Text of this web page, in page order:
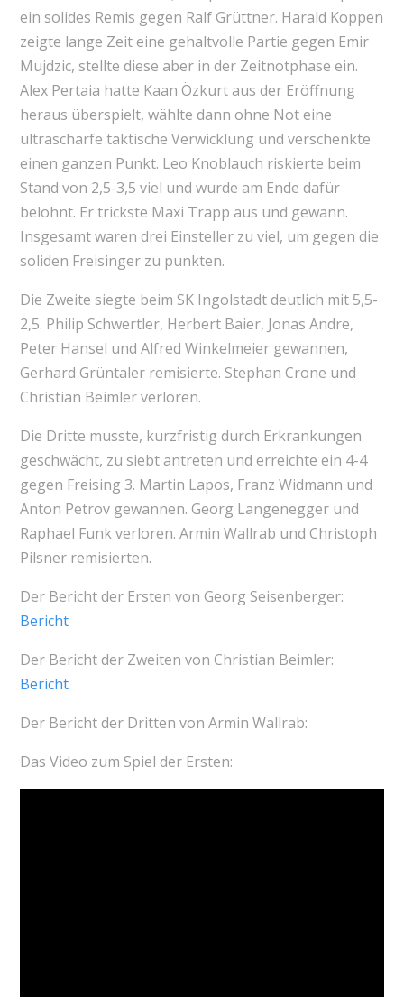
ein solides Remis gegen Ralf Grüttner. Harald Koppen
zeigte lange Zeit eine gehaltvolle Partie gegen Emir
Mujdzic, stellte diese aber in der Zeitnotphase ein.
Alex Pertaia hatte Kaan Özkurt aus der Eröffnung
heraus überspielt, wählte dann ohne Not eine
ultrascharfe taktische Verwicklung und verschenkte
einen ganzen Punkt. Leo Knoblauch riskierte beim
Stand von 2,5-3,5 viel und wurde am Ende dafür
belohnt. Er trickste Maxi Trapp aus und gewann.
Insgesamt waren drei Einsteller zu viel, um gegen die
soliden Freisinger zu punkten.
Die Zweite siegte beim SK Ingolstadt deutlich mit 5,5-
2,5. Philip Schwertler, Herbert Baier, Jonas Andre,
Peter Hansel und Alfred Winkelmeier gewannen,
Gerhard Grüntaler remisierte. Stephan Crone und
Christian Beimler verloren.
Die Dritte musste, kurzfristig durch Erkrankungen
geschwächt, zu siebt antreten und erreichte ein 4-4
gegen Freising 3. Martin Lapos, Franz Widmann und
Anton Petrov gewannen. Georg Langenegger und
Raphael Funk verloren. Armin Wallrab und Christoph
Pilsner remisierten.
Der Bericht der Ersten von Georg Seisenberger:
Bericht
Der Bericht der Zweiten von Christian Beimler:
Bericht
Der Bericht der Dritten von Armin Wallrab:
Das Video zum Spiel der Ersten: